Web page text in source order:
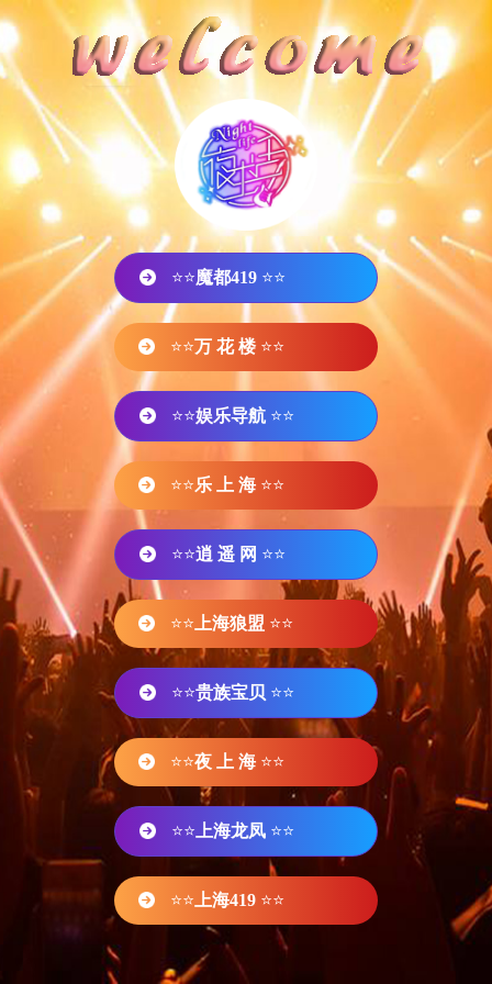
⭐⭐魔都419 ⭐⭐
⭐⭐万 花 楼 ⭐⭐
⭐⭐娱乐导航 ⭐⭐
⭐⭐乐 上 海 ⭐⭐
⭐⭐逍 遥 网 ⭐⭐
⭐⭐ 上海狼盟 ⭐⭐
⭐⭐贵族宝贝 ⭐⭐
⭐⭐夜 上 海 ⭐⭐
⭐⭐ 上海龙凤 ⭐⭐
⭐⭐ 上海419 ⭐⭐